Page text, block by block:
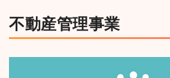
不動産管理事業